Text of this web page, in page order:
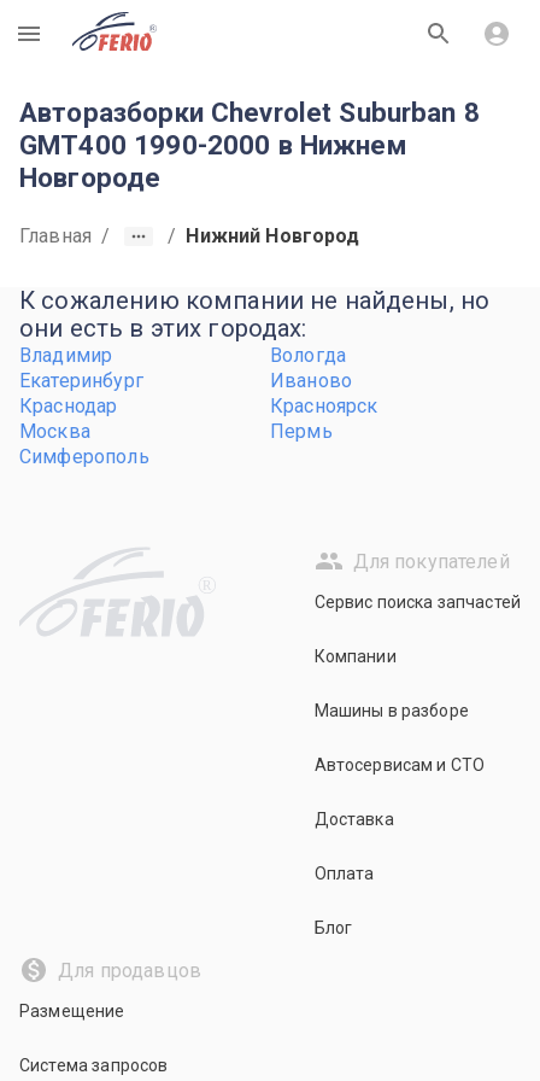
R
Авторазборки Chevrolet Suburban 8
GMT400 1990-2000 в Нижнем
Новгороде
Главная / / Нижний Новгород
К сожалению компании не найдены, но
они есть в этих городах:
Владимир
Вологда
Екатеринбург
Иваново
Краснодар
Красноярск
Москва
Пермь
Симферополь
R
Для покупателей
Сервис поиска запчастей
Компании
Машины в разборе
Автосервисам и СТО
Доставка
Оплата
Блог
Для продавцов
Размещение
Система запросов